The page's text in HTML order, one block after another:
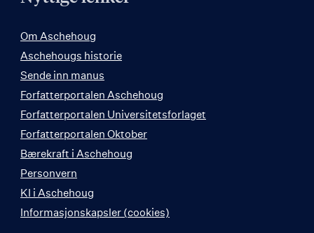
Om Aschehoug
Aschehougs historie
Sende inn manus
Forfatterportalen Aschehoug
Forfatterportalen Universitetsforlaget
Forfatterportalen Oktober
Bærekraft i Aschehoug
Personvern
KI i Aschehoug
Informasjonskapsler (cookies)